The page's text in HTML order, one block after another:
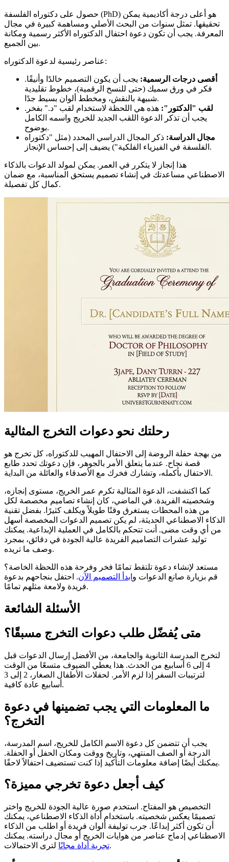
حصول على دكتوراه الفلسفة (PhD) هو أعلى درجة أكاديمية يمكن
تحقيقها. تمثل سنوات من البحث الأصلي ومساهمة كبيرة في مجال
المعرفة. يجب أن تكون دعوة احتفال الدكتوراه الأكثر رسمية ومكانة
بين الجميع.
عناصر رئيسية لدعوة الدكتوراه:
أقصى درجات الرسمية: يجب أن يكون التصميم خالدًا وأنيقًا.
فكر في ورق سميك (حتى للنسخ الرقمية)، خطوط تقليدية
شبيهة بالنقش، ومخطط ألوان بسيط جدًا.
لقب "الدكتور": هذه هي اللحظة لاستخدام لقب "د." بفخر.
يجب أن تذكر الدعوة اللقب الجديد للخريج واسمه الكامل
بوضوح.
مجال الدراسة: ذكر المجال الدراسي المحدد (مثل "دكتوراه
الفلسفة في الفيزياء الفلكية") يضيف إلى إحساس الإنجاز.
هذا إنجاز لا يتكرر في العمر. يمكن لمولد الدعوات بالذكاء
الاصطناعي مساعدتك في إنشاء تصميم يستحق المناسبة، مع ضمان
كمال كل تفصيلة.
رحلتك نحو دعوات التخرج المثالية
من بهجة حفلة الروضة إلى الاحتفال المهيب للدكتوراه، كل تخرج هو
قصة نجاح. عندما يتعلق الأمر بالجوهر، فإن دعوتك تحدد طابع
الاحتفال بأكمله، وتشارك فخرك مع الأصدقاء والعائلة من البداية.
كما اكتشفت، الدعوة المثالية تكرم عمر الخريج، مستوى إنجازه،
وشخصيته الفريدة. في الماضي، كان إنشاء تصاميم مخصصة لكل
من هذه المحطات يستغرق وقتًا طويلاً ويكلف كثيرًا. بفضل تقنية
الذكاء الاصطناعي الحديثة، لم يكن تصميم الدعوات المخصصة أسهل
من أي وقت مضى. أنت تتحكم بالكامل في العملية الإبداعية. يمكنك
توليد عشرات التصاميم الفريدة عالية الجودة في دقائق، بمجرد
وصف ما تريده.
مستعد لإنشاء دعوة تلتقط تمامًا فخر وفرحة هذه اللحظة الخاصة؟
قم بزيارة صانع الدعوات و ابدأ التصميم الآن. احتفل بنجاحهم بدعوة
فريدة ولامعة مثلهم تمامًا.
الأسئلة الشائعة
متى يُفضّل طلب دعوات التخرج مسبقًا؟
لتخرج المدرسة الثانوية والجامعة، من الأفضل إرسال الدعوات قبل
4 إلى 6 أسابيع من الحدث. هذا يعطي الضيوف متسعًا من الوقت
لترتيبات السفر إذا لزم الأمر. لحفلات الأطفال الصغار، 2 إلى 3
أسابيع عادة كافية.
ما المعلومات التي يجب تضمينها في دعوة
التخرج؟
يجب أن تتضمن كل دعوة الاسم الكامل للخريج، اسم المدرسة،
الدرجة أو الصف المنتهي، وتاريخ ووقت ومكان الحفل أو الحفلة.
يمكنك أيضًا إضافة معلومات التأكيد إذا كنت تستضيف احتفالاً لاحقًا.
كيف أجعل دعوة تخرجي مميزة؟
التخصيص هو المفتاح. استخدم صورة عالية الجودة للخريج واختر
تصميمًا يعكس شخصيته. باستخدام أداة الذكاء الاصطناعي، يمكنك
أن تكون أكثر إبداعًا. جرب توليفة ألوان فريدة أو اطلب من الذكاء
الاصطناعي إدماج عناصر من هوايات الخريج أو مجال دراسته. يمكنك
تجربة أداة مجانًالترى الاحتمالات.